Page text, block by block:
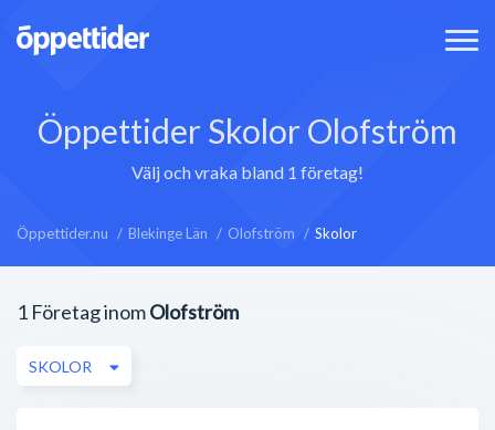
Öppettider Skolor Olofström
Välj och vraka bland 1 företag!
Öppettider.nu Blekinge Län Olofström Skolor
1 Företag inomOlofström
SKOLOR